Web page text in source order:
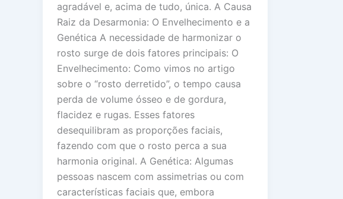
agradável e, acima de tudo, única. A Causa
Raiz da Desarmonia: O Envelhecimento e a
Genética A necessidade de harmonizar o
rosto surge de dois fatores principais: O
Envelhecimento: Como vimos no artigo
sobre o “rosto derretido”, o tempo causa
perda de volume ósseo e de gordura,
flacidez e rugas. Esses fatores
desequilibram as proporções faciais,
fazendo com que o rosto perca a sua
harmonia original. A Genética: Algumas
pessoas nascem com assimetrias ou com
características faciais que, embora